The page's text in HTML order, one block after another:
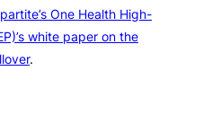
One Health High-
white paper on the
.